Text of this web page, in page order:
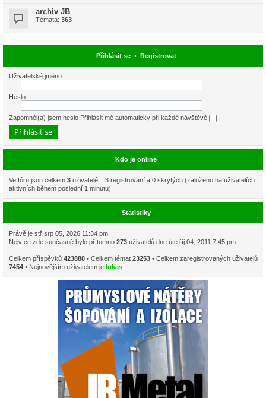
archiv JB
Témata: 363
Přihlásit se• Registrovat
Uživatelské jméno:
Heslo:
Zapomněl(a) jsem heslo Přihlásit mě automaticky při každé návštěvě
Kdo je online
Ve fóru jsou celkem 3 uživatelé :: 3 registrovaní a 0 skrytých (založeno na uživatelích
aktivních během poslední 1 minutu)
Statistiky
Právě je stř srp 05, 2026 11:34 pm
Nejvíce zde současně bylo přítomno 273 uživatelů dne úte říj 04, 2011 7:45 pm
Celkem příspěvků 423888 • Celkem témat 23253 • Celkem zaregistrovaných uživatelů
7454 • Nejnovějším uživatelem je lukas